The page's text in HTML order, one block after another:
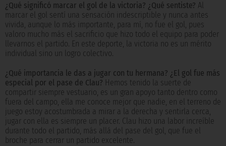
¿Qué significó marcar el gol de la victoria? ¿Qué sentiste? Al
marcar el gol sentí una sensación indescriptible y nunca antes
vivida, aunque lo más importante, para mí, no fue el gol, pues
valoro mucho más el sacrificio que hizo todo el equipo para poder
llevarnos el partido. En este deporte, la victoria no es un mérito
individual sino un logro colectivo.
¿Qué importancia le das a jugar con tu hermana? ¿El gol fue más
especial por el pase de Clau? Hemos tenido la suerte de
compartir siempre vestuario, es un gran apoyo tanto dentro como
fuera del campo, ella me conoce mejor que nadie, en el terreno de
juego estoy acostumbrada a mirar a la derecha y sentirla cerca,
jugar con ella es siempre un placer. Clau hizo una labor increíble
durante todo el partido, más allá del pase del gol, que fue el
broche para cerrar un partido excelente.